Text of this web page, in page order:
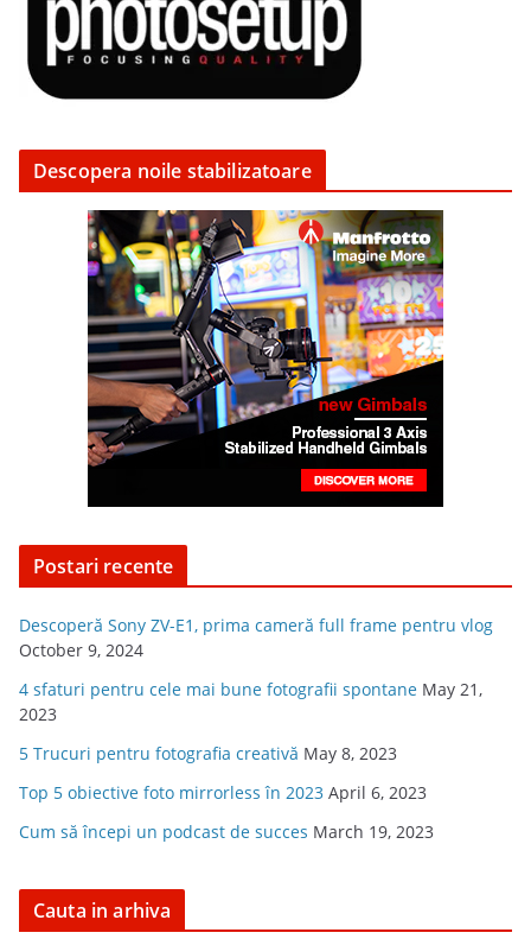
Descopera noile stabilizatoare
Postari recente
Descoperă Sony ZV-E1, prima cameră full frame pentru vlog
October 9, 2024
4 sfaturi pentru cele mai bune fotografii spontane May 21,
2023
5 Trucuri pentru fotografia creativă May 8, 2023
Top 5 obiective foto mirrorless în 2023 April 6, 2023
Cum să începi un podcast de succes March 19, 2023
Cauta in arhiva